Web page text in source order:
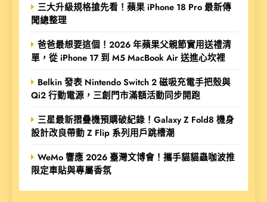
三大升級規格搶先看！蘋果 iPhone 18 Pro 最新傳
聞總整理
爸爸最想要這個！2026 年蘋果父親節實用送禮清
單，從 iPhone 17 到 M5 MacBook Air 送進心坎裡
Belkin 發表 Nintendo Switch 2 磁吸充電手把殼與
Qi2 行動電源，三創門市滿額活動同步開跑
三星最新摺疊機預購破紀錄！Galaxy Z Fold8 機身
設計改良帶動 Z Flip 系列用戶跳槽潮
WeMo 響應 2026 臺灣文博會！攜手貓貓蟲咖波推
限定車貼與專屬香氛